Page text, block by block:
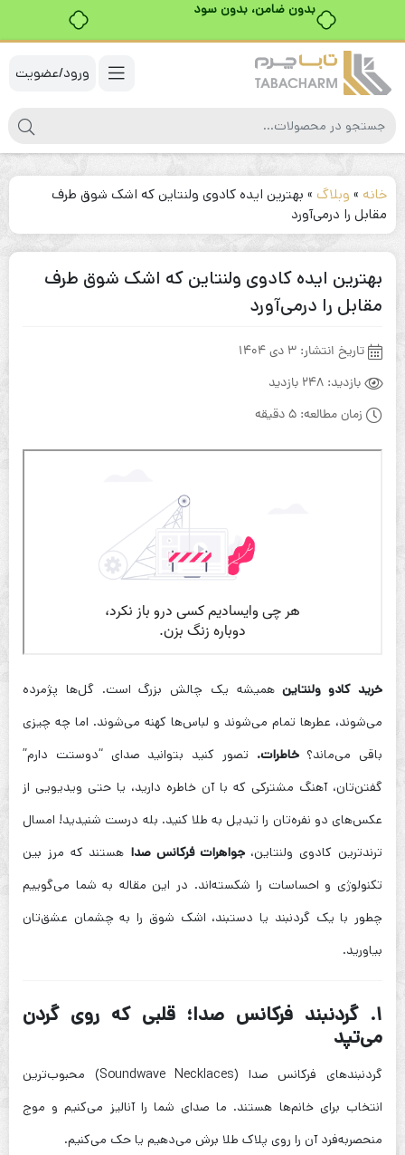
ورود/عضویت
خانه » وبلاگ » بهترین ایده کادوی ولنتاین که اشک شوق طرف
مقابل را درمی‌آورد
بهترین ایده کادوی ولنتاین که اشک شوق طرف
مقابل را درمی‌آورد
تاریخ انتشار: 3 دی 1404
بازدید: 248 بازدید
زمان مطالعه: 5 دقیقه
خرید کادو ولنتاینهمیشه یک چالش بزرگ است. گل‌ها پژمرده
می‌شوند، عطرها تمام می‌شوند و لباس‌ها کهنه می‌شوند. اما چه چیزی
باقی می‌ماند؟خاطرات. تصور کنید بتوانید صدای “دوستت دارم”
گفتن‌تان، آهنگ مشترکی که با آن خاطره دارید، یا حتی ویدیویی از
عکس‌های دو نفره‌تان را تبدیل به طلا کنید. بله درست شنیدید! امسال
ترندترین کادوی ولنتاین،جواهرات فرکانس صدا هستند که مرز بین
تکنولوژی و احساسات را شکسته‌اند. در این مقاله به شما می‌گوییم
چطور با یک گردنبند یا دستبند، اشک شوق را به چشمان عشق‌تان
بیاورید.
۱. گردنبند فرکانس صدا؛ قلبی که روی گردن
می‌تپد
گردنبندهای فرکانس صدا (Soundwave Necklaces) محبوب‌ترین
انتخاب برای خانم‌ها هستند. ما صدای شما را آنالیز می‌کنیم و موج
منحصر‌به‌فرد آن را روی پلاک طلا برش می‌دهیم یا حک می‌کنیم.